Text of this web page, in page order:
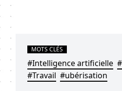
MOTS CLÉS
#Intelligence artificielle
#Travail #ubérisation